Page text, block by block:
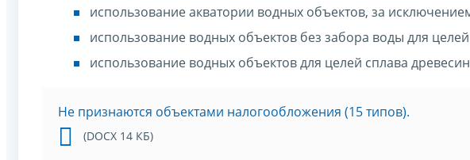
использование акватории водных объектов, за
использование водных объектов без забора воды для
использование водных объектов для целей сплава
Не признаются объектами налогообложения (15 типов).
(DOCX 14 КБ)